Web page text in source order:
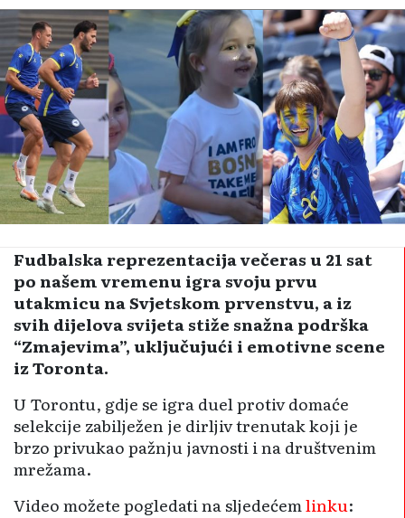
Fudbalska reprezentacija večeras u 21 sat
po našem vremenu igra svoju prvu
utakmicu na Svjetskom prvenstvu, a iz
svih dijelova svijeta stiže snažna podrška
“Zmajevima”, uključujući i emotivne scene
iz Toronta.
U Torontu, gdje se igra duel protiv domaće
selekcije zabilježen je dirljiv trenutak koji je
brzo privukao pažnju javnosti i na društvenim
mrežama.
Video možete pogledati na sljedećemlinku: